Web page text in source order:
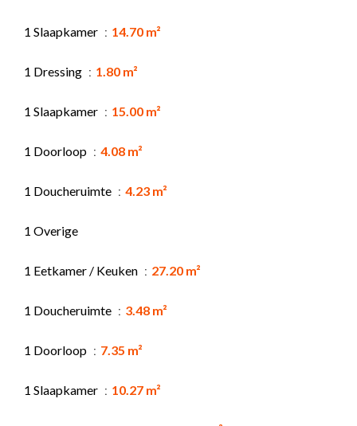
1 Slaapkamer 14.70 m²
1 Dressing 1.80 m²
1 Slaapkamer 15.00 m²
1 Doorloop 4.08 m²
1 Doucheruimte 4.23 m²
1 Overige
1 Eetkamer / Keuken 27.20 m²
1 Doucheruimte 3.48 m²
1 Doorloop 7.35 m²
1 Slaapkamer 10.27 m²